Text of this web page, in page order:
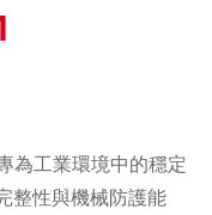
為工業環境中的穩定
整性與機械防護能